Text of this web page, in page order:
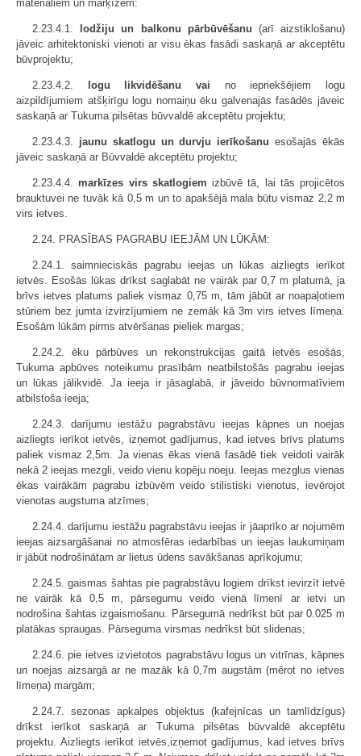
materiāliem un marķīzēm:
2.23.4.1. lodžiju un balkonu pārbūvēšanu (arī aizstiklošanu)
jāveic arhitektoniski vienoti ar visu ēkas fasādi saskaņā ar akceptētu
būvprojektu;
2.23.4.2. logu likvidēšanu vai no iepriekšējiem logu
aizpildījumiem atšķirīgu logu nomaiņu ēku galvenajās fasādēs jāveic
saskaņā ar Tukuma pilsētas būvvaldē akceptētu projektu;
2.23.4.3. jaunu skatlogu un durvju ierīkošanu esošajās ēkās
jāveic saskaņā ar Būvvaldē akceptētu projektu;
2.23.4.4. markīzes virs skatlogiem izbūvē tā, lai tās projicētos
brauktuvei ne tuvāk kā 0,5 m un to apakšējā mala būtu vismaz 2,2 m
virs ietves.
2.24. PRASĪBAS PAGRABU IEEJĀM UN LŪKĀM:
2.24.1. saimnieciskās pagrabu ieejas un lūkas aizliegts ierīkot
ietvēs. Esošās lūkas drīkst saglabāt ne vairāk par 0,7 m platumā, ja
brīvs ietves platums paliek vismaz 0,75 m, tām jābūt ar noapaļotiem
stūriem bez jumta izvirzījumiem ne zemāk kā 3m virs ietves līmeņa.
Esošām lūkām pirms atvēršanas pieliek margas;
2.24.2. ēku pārbūves un rekonstrukcijas gaitā ietvēs esošās,
Tukuma apbūves noteikumu prasībām neatbilstošās pagrabu ieejas
un lūkas jālikvidē. Ja ieeja ir jāsaglabā, ir jāveido būvnormatīviem
atbilstoša ieeja;
2.24.3. darījumu iestāžu pagrabstāvu ieejas kāpnes un noejas
aizliegts ierīkot ietvēs, izņemot gadījumus, kad ietves brīvs platums
paliek vismaz 2,5m. Ja vienas ēkas vienā fasādē tiek veidoti vairāk
nekā 2 ieejas mezgli, veido vienu kopēju noeju. Ieejas mezglus vienas
ēkas vairākām pagrabu izbūvēm veido stilistiski vienotus, ievērojot
vienotas augstuma atzīmes;
2.24.4. darījumu iestāžu pagrabstāvu ieejas ir jāaprīko ar nojumēm
ieejas aizsargāšanai no atmosfēras iedarbības un ieejas laukumiņam
ir jābūt nodrošinātam ar lietus ūdens savākšanas aprīkojumu;
2.24.5. gaismas šahtas pie pagrabstāvu logiem drīkst ievirzīt ietvē
ne vairāk kā 0,5 m, pārsegumu veido vienā līmenī ar ietvi un
nodrošina šahtas izgaismošanu. Pārsegumā nedrīkst būt par 0.025 m
platākas spraugas. Pārseguma virsmas nedrīkst būt slidenas;
2.24.6. pie ietves izvietotos pagrabstāvu logus un vitrīnas, kāpnes
un noejas aizsargā ar ne mazāk kā 0,7m augstām (mērot no ietves
līmeņa) margām;
2.24.7. sezonas apkalpes objektus (kafejnīcas un tamlīdzīgus)
drīkst ierīkot saskaņā ar Tukuma pilsētas būvvaldē akceptētu
projektu. Aizliegts ierīkot ietvēs,izņemot gadījumus, kad ietves brīvs